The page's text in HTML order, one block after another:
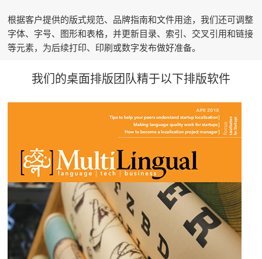
根据客户提供的版式规范、品牌指南和文件用途，我们还可调整
字体、字号、图形和表格，并更新目录、索引、交叉引用和链接
等元素，为后续打印、印刷或数字发布做好准备。
我们的桌面排版团队精于以下排版软件